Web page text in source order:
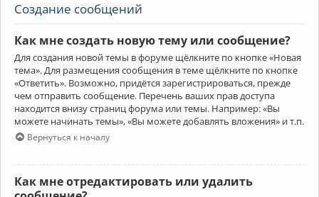
Создание сообщений
Как мне создать новую тему или сообщение?
Для создания новой темы в форуме щёлкните по кнопке «Новая
тема». Для размещения сообщения в теме щёлкните по кнопке
«Ответить». Возможно, придётся зарегистрироваться, прежде
чем отправить сообщение. Перечень ваших прав доступа
находится внизу страниц форума или темы. Например: «Вы
можете начинать темы», «Вы можете добавлять вложения» и т.п.
Вернуться к началу
Как мне отредактировать или удалить